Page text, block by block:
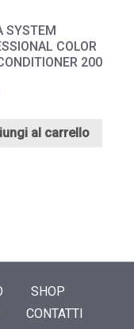
SYSTEM
COLOR
200
al carrello
SHOP
CONTATTI